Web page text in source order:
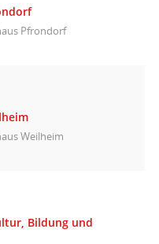
Pfrondorf
Weilheim
Bildung und